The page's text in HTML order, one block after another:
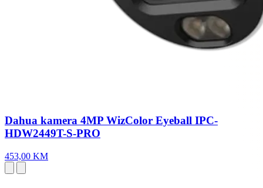
Dahua kamera 4MP WizColor Eyeball IPC-
HDW2449T-S-PRO
453,00 KM